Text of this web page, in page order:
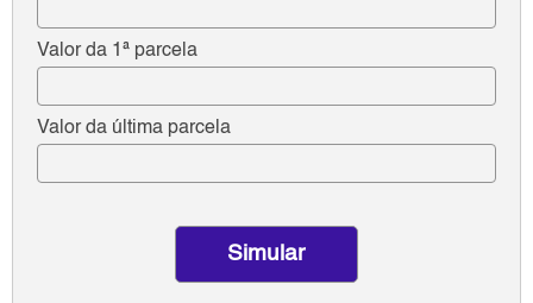
Valor da 1ª parcela
Valor da última parcela
Simular